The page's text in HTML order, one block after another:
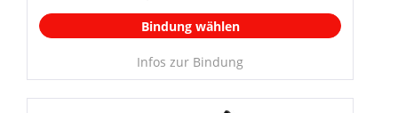
Bindung wählen
Infos zur Bindung